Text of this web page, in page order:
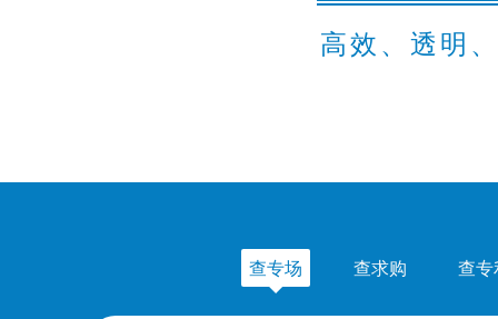
高效、透明
查专场 查求购 查专